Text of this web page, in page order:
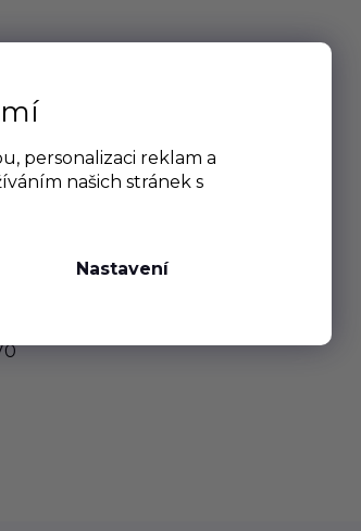
personalizaci reklam a
našich stránek s
Nastavení